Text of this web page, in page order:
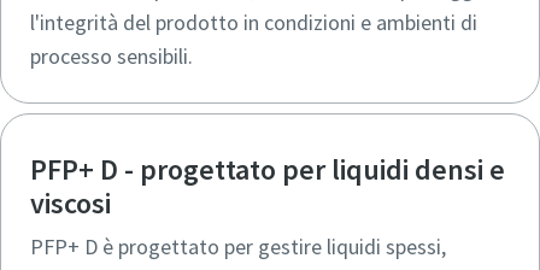
l'integrità del prodotto in condizioni e ambienti di
processo sensibili.
PFP+ D - progettato per liquidi densi e
viscosi
PFP+ D è progettato per gestire liquidi spessi,